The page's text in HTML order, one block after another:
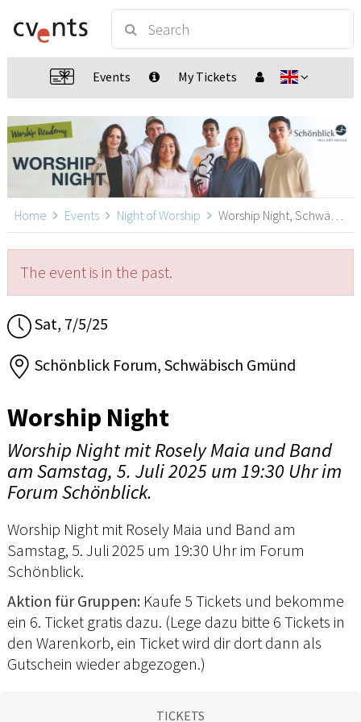
Events My Tickets
Home Events Night of Worship Worship Night, Schwäbisch Gmünd
The event is in the past.
Sat, 7/5/25
Schönblick Forum, Schwäbisch Gmünd
Worship Night
Worship Night mit Rosely Maia und Band
am Samstag, 5. Juli 2025 um 19:30 Uhr im
Forum Schönblick.
Worship Night mit Rosely Maia und Band am
Samstag, 5. Juli 2025 um 19:30 Uhr im Forum
Schönblick.
Aktion für Gruppen: Kaufe 5 Tickets und bekomme
ein 6. Ticket gratis dazu. (Lege dazu bitte 6 Tickets in
den Warenkorb, ein Ticket wird dir dort dann als
Gutschein wieder abgezogen.)
TICKETS